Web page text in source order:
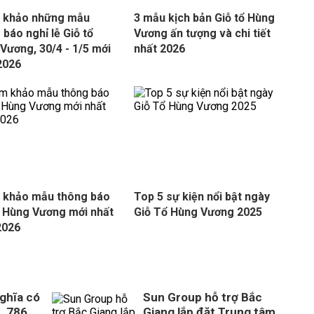
khảo những mẫu
nghỉ lễ Giỗ tổ
30/4 - 1/5 mới
3 mẫu kịch bản Giỗ tổ Hùng
Vương ấn tượng và chi tiết
nhất 2026
khảo mẫu thông báo
Vương mới nhất
Top 5 sự kiện nổi bật ngày
Giỗ Tổ Hùng Vương 2025
có
Sun Group hỗ trợ Bắc